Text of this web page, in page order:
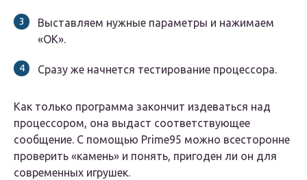
Выставляем нужные параметры и нажимаем
«ОК».
Сразу же начнется тестирование процессора.
Как только программа закончит издеваться над
процессором, она выдаст соответствующее
сообщение. С помощью Prime95 можно всесторонне
проверить «камень» и понять, пригоден ли он для
современных игрушек.